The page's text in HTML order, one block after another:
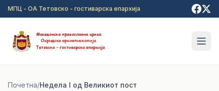
Прејди на главна содржина
МПЦ - ОА Тетовско - гостиварска епархија
Почетна/Недела I од Великиот пост